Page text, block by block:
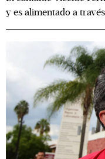
y es alimentado a